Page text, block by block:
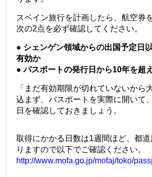
スペイン旅行を計画したら、航空券
次の2点を必ず確認してください。
● シェンゲン領域からの出国予定日
有効か
● パスポートの発行日から10年を超
「まだ有効期限が切れていないから
込まず、パスポートを実際に開いて
日を確認しておきましょう。
取得にかかる日数は1週間ほど、都
りますので以下でご確認ください。
http://www.mofa.go.jp/mofaj/toko/